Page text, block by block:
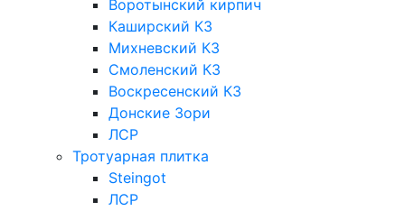
Воротынский кирпич
Каширский КЗ
Михневский КЗ
Смоленский КЗ
Воскресенский КЗ
Донские Зори
ЛСР
Тротуарная плитка
Steingot
ЛСР